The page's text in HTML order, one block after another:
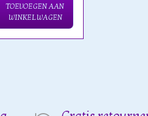
TOEVOEGEN AAN
WINKELWAGEN